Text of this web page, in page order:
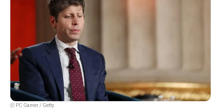
ⓒ PC Gamer / Getty